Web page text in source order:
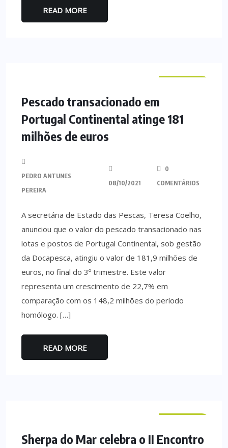
READ MORE
Pescado transacionado em
Portugal Continental atinge 181
milhões de euros
PEDRO ANTUNES
PEREIRA
08/10/2021
0
COMENTÁRIOS
A secretária de Estado das Pescas, Teresa Coelho,
anunciou que o valor do pescado transacionado nas
lotas e postos de Portugal Continental, sob gestão
da Docapesca, atingiu o valor de 181,9 milhões de
euros, no final do 3º trimestre. Este valor
representa um crescimento de 22,7% em
comparação com os 148,2 milhões do período
homólogo. […]
READ MORE
Sherpa do Mar celebra o II Encontro